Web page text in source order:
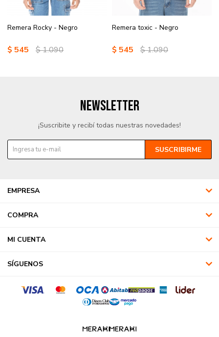
Remera Rocky - Negro
$ 545 $1.090
Remera toxic - Negro
$ 545 $1.090
EMPRESA
COMPRA
MI CUENTA
SÍGUENOS
NEWSLETTER
¡Suscribite y recibí todas nuestras novedades!
SUSCRIBIRME